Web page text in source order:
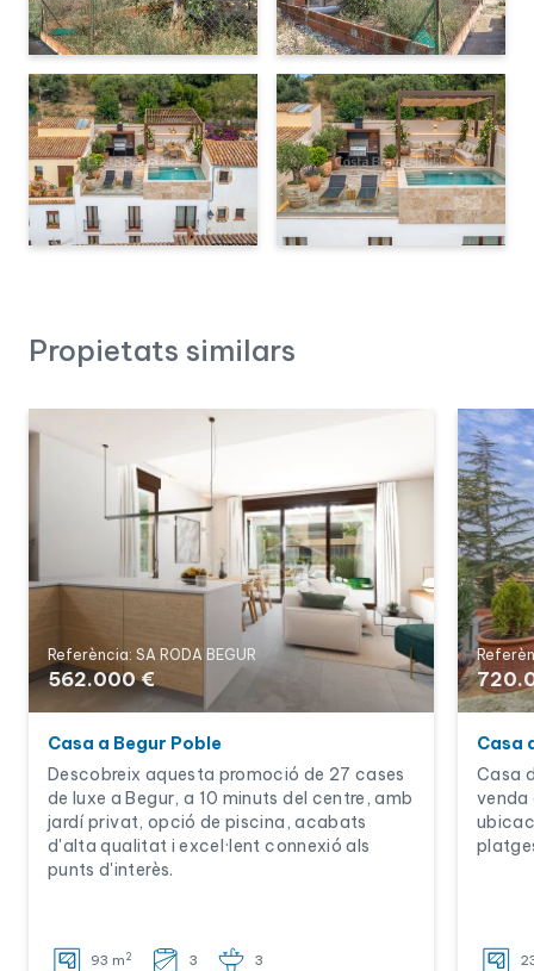
Propietats similars
Referència: SA RODA BEGUR
562.000 €
Casa a Begur Poble
Descobreix aquesta promoció de 27 cases
de luxe a Begur, a 10 minuts del centre, amb
jardí privat, opció de piscina, acabats
d'alta qualitat i excel·lent connexió als
punts d'interès.
93 m 2 3 3
Casa
Casa
venda